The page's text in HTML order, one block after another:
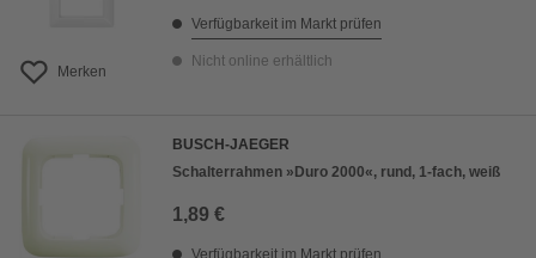
Merken
Verfügbarkeit im Markt prüfen
Nicht online erhältlich
BUSCH-JAEGER
Schalterrahmen »Duro 2000«, rund, 1-fach, weiß
1,89 €